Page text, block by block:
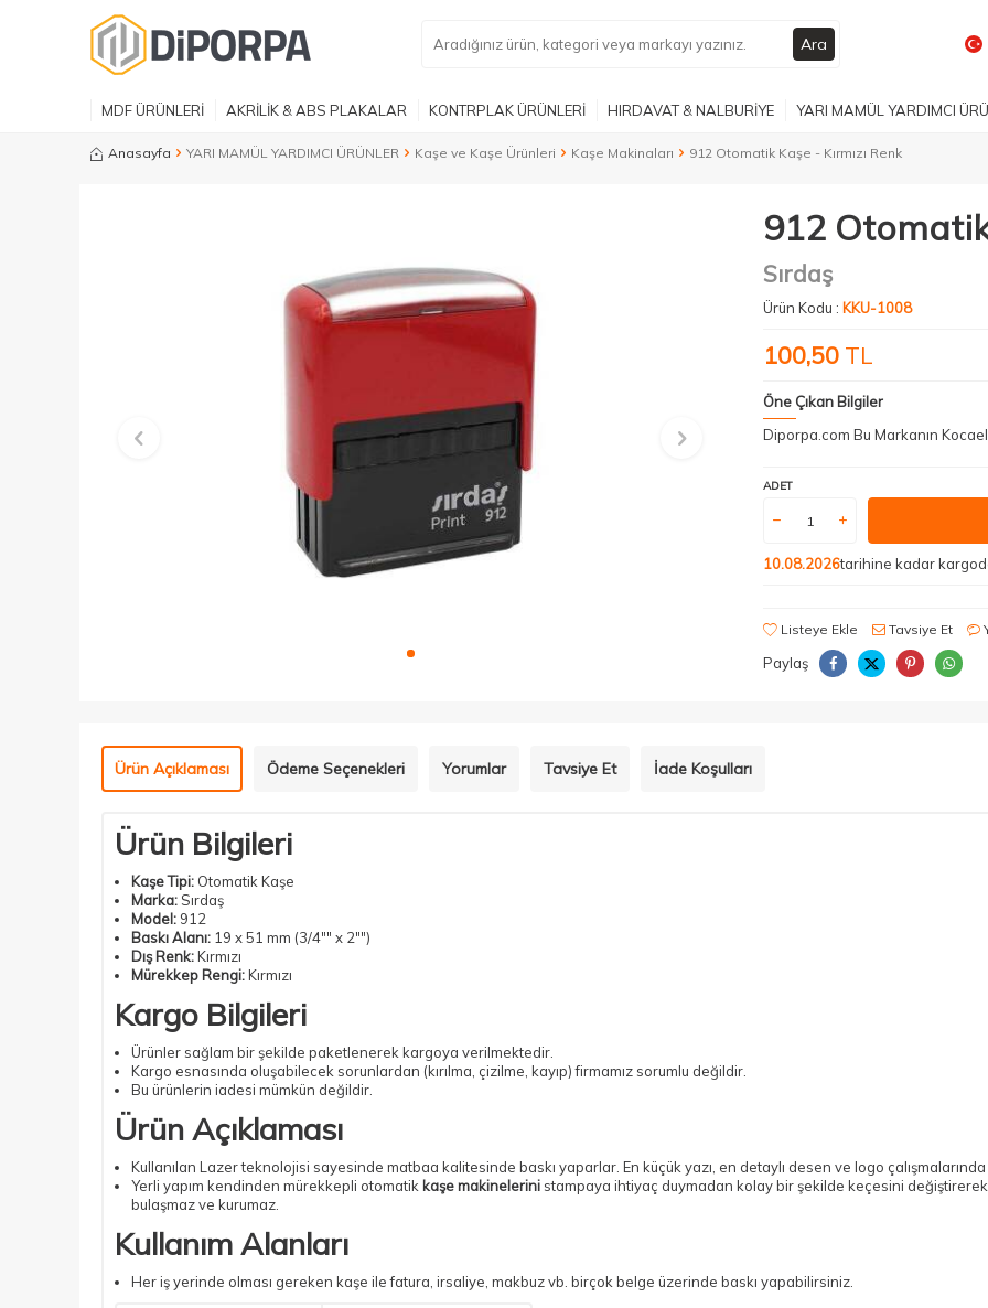
Ara
MDF ÜRÜNLERİ AKRİLİK & ABS PLAKALAR KONTRPLAK ÜRÜNLERİ HIRDAVAT & NALBURİYE YARI MAMÜL YARDIMCI
Anasayfa YARI MAMÜL YARDIMCI ÜRÜNLER Kaşe ve Kaşe Ürünleri Kaşe Makinaları 912 Otomatik Kaşe - Kırmızı Renk
912 Otomatik
Sırdaş
Ürün Kodu : KKU-1008
100,50 TL
Öne Çıkan Bilgiler
Diporpa.com Bu Markanın
ADET
10.08.2026tarihine kadar
Listeye Ekle Tavsiye Et
Paylaş
Ürün Açıklaması Ödeme Seçenekleri Yorumlar Tavsiye Et İade Koşulları
Ürün Bilgileri
KaşeTipi: Otomatik Kaşe
Marka: Sırdaş
Model: 912
Baskı Alanı: 19 x 51 mm (3/4"" x 2"")
Dış Renk:Kırmızı
Mürekkep Rengi:Kırmızı
Kargo Bilgileri
Ürünler sağlam bir şekilde paketlenerek kargoya verilmektedir.
Kargo esnasında oluşabilecek sorunlardan (kırılma, çizilme, kayıp) firmamız sorumlu değildir.
Bu ürünlerin iadesi mümkün değildir.
Ürün Açıklaması
Kullanılan Lazer teknolojisi sayesinde matbaa kalitesinde baskı yaparlar. En küçük yazı, en detaylı desen ve logo
Yerli yapım kendinden mürekkepli otomatik kaşe makinelerini stampaya ihtiyaç duymadan kolay bir şekilde keçesini
bulaşmaz ve kurumaz.
Kullanım Alanları
Her iş yerinde olması gereken kaşe ile fatura, irsaliye, makbuz vb. birçok belge üzerinde baskı yapabilirsiniz.